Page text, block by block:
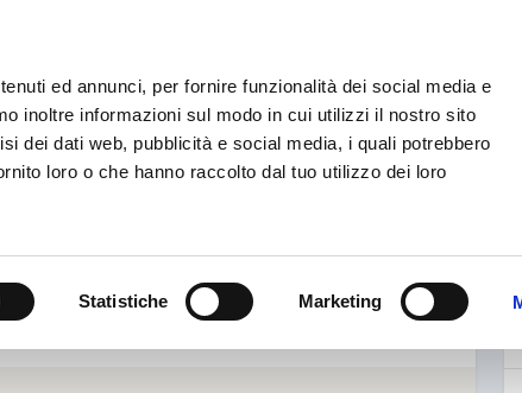
ed annunci, per fornire funzionalità dei social media e
inoltre informazioni sul modo in cui utilizzi il nostro sito
dei dati web, pubblicità e social media, i quali potrebbero
loro o che hanno raccolto dal tuo utilizzo dei loro
Statistiche Marketing